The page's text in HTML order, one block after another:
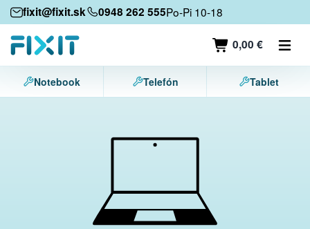
fixit@fixit.sk 0948 262 555Po-Pi 10-18
0,00 €
Mobilné zariadenia
Mobilné telefóny
Tablety
Notebook Telefón Tablet